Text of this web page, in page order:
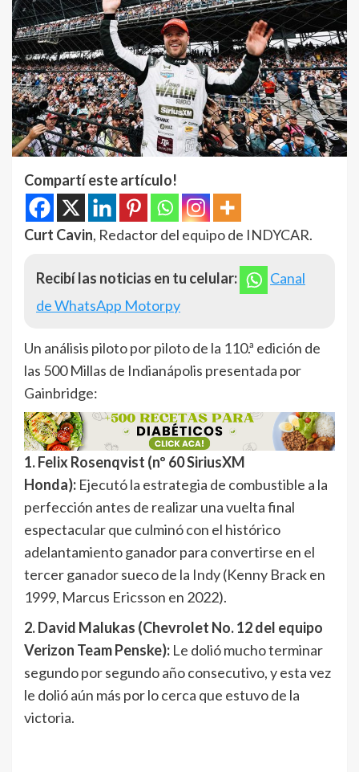
Compartí este artículo!
Curt Cavin, Redactor del equipo de INDYCAR.
Recibí las noticias en tu celular:
Canal
de WhatsApp Motorpy
Un análisis piloto por piloto de la 110.ª edición de
las 500 Millas de Indianápolis presentada por
Gainbridge:
1. Felix Rosenqvist (nº 60 SiriusXM
Honda): Ejecutó la estrategia de combustible a la
perfección antes de realizar una vuelta final
espectacular que culminó con el histórico
adelantamiento ganador para convertirse en el
tercer ganador sueco de la Indy (Kenny Brack en
1999, Marcus Ericsson en 2022).
2. David Malukas (Chevrolet No. 12 del equipo
Verizon Team Penske): Le dolió mucho terminar
segundo por segundo año consecutivo, y esta vez
le dolió aún más por lo cerca que estuvo de la
victoria.